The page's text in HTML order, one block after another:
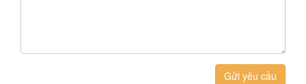
Gửi yêu cầu